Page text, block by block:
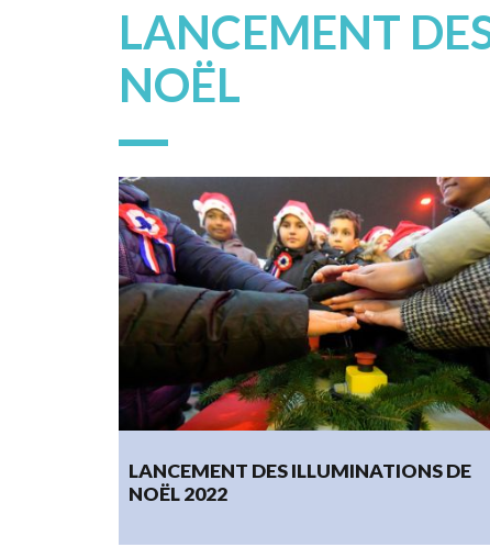
LANCEMENT
NOËL
LANCEMENT DES ILLUMINATIONS DE
NOËL 2022